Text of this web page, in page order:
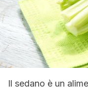
Il sedano è un